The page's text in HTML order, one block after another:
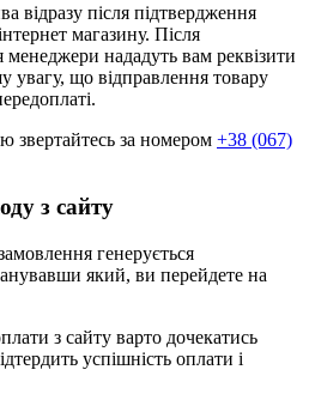
відразу після підтвердження
магазину. Після
нададуть вам реквізити
увагу, що відправлення товару
звертайтесь за номером +38 (067)
з сайту
генерується
який, ви перейдете на
з сайту варто дочекатись
успішність оплати і